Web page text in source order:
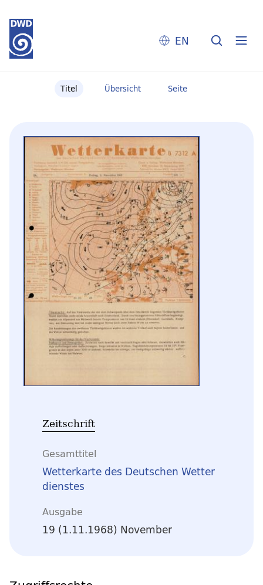
EN
Titel Übersicht Seite
Zeitschrift
Gesamttitel
Wetterkarte des Deutschen Wetter
dienstes
Ausgabe
19 (1.11.1968) November